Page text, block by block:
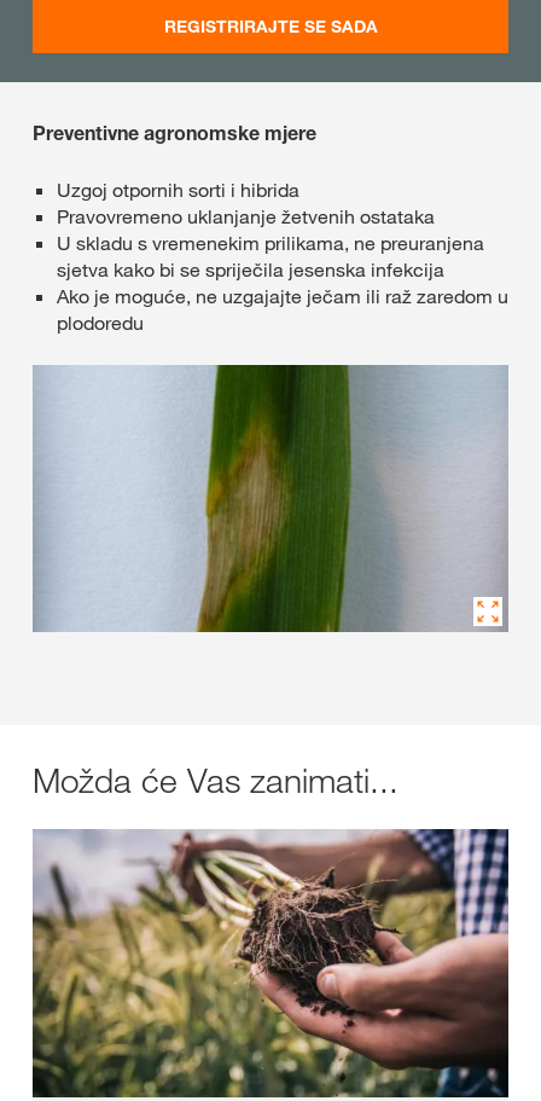
REGISTRIRAJTE SE SADA
Preventivne agronomske mjere
Uzgoj otpornih sorti i hibrida
Pravovremeno uklanjanje žetvenih ostataka
U skladu s vremenekim prilikama, ne preuranjena
sjetva kako bi se spriječila jesenska infekcija
Ako je moguće, ne uzgajajte ječam ili raž zaredom u
plodoredu
Možda će Vas zanimati...